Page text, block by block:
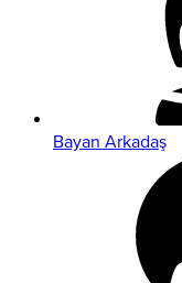
Bayan Arkadaş